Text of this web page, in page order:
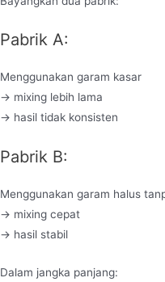
Pabrik A:
Menggunakan garam kasar
→ mixing lebih lama
→ hasil tidak konsisten
Pabrik B:
Menggunakan garam halus
→ mixing cepat
→ hasil stabil
Dalam jangka panjang: